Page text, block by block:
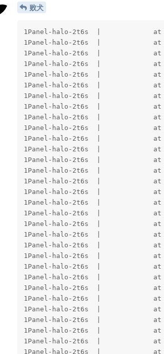
败犬
1Panel-halo-2t6s  |             at org.springframework.boot.sql.init.AbstractScriptDatabaseInitializer.runScripts(AbstractScriptDatabaseInitializer.java:159) ~[spring-boot-sql-4.1.0.jar:4.1.0]
1Panel-halo-2t6s  |             at org.springframework.boot.sql.init.AbstractScriptDatabaseInitializer.applyScripts(AbstractScriptDatabaseInitializer.java:120) ~[spring-boot-sql-4.1.0.jar:4.1.0]
1Panel-halo-2t6s  |             at org.springframework.boot.sql.init.AbstractScriptDatabaseInitializer.applySchemaScripts(AbstractScriptDatabaseInitializer.java:109) ~[spring-boot-sql-4.1.0.jar:4.1.0]
1Panel-halo-2t6s  |             at org.springframework.boot.sql.init.AbstractScriptDatabaseInitializer.initializeDatabase(AbstractScriptDatabaseInitializer.java:87) ~[spring-boot-sql-4.1.0.jar:4.1.0]
1Panel-halo-2t6s  |             at org.springframework.boot.sql.init.AbstractScriptDatabaseInitializer.afterPropertiesSet(AbstractScriptDatabaseInitializer.java:77) ~[spring-boot-sql-4.1.0.jar:4.1.0]
1Panel-halo-2t6s  |             at org.springframework.beans.factory.support.AbstractAutowireCapableBeanFactory.invokeInitMethods(AbstractAutowireCapableBeanFactory.java:1862) ~[spring-beans-7.0.8.jar:7.0.8]
1Panel-halo-2t6s  |             at org.springframework.beans.factory.support.AbstractAutowireCapableBeanFactory.initializeBean(AbstractAutowireCapableBeanFactory.java:1811) ~[spring-beans-7.0.8.jar:7.0.8]
1Panel-halo-2t6s  |             at org.springframework.beans.factory.support.AbstractAutowireCapableBeanFactory.doCreateBean(AbstractAutowireCapableBeanFactory.java:603) ~[spring-beans-7.0.8.jar:7.0.8]
1Panel-halo-2t6s  |             at org.springframework.beans.factory.support.AbstractAutowireCapableBeanFactory.createBean(AbstractAutowireCapableBeanFactory.java:525)